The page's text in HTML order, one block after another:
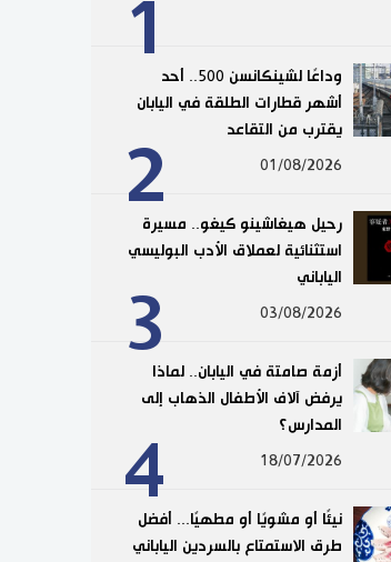
1
2
وداعًا لشينكانسن 500.. أحد
أشهر قطارات الطلقة في اليابان
يقترب من التقاعد
01/08/2026
3
رحيل هيغاشينو كيغو.. مسيرة
استثنائية لعملاق الأدب البوليسي
الياباني
03/08/2026
4
أزمة صامتة في اليابان.. لماذا
يرفض آلاف الأطفال الذهاب إلى
المدارس؟
18/07/2026
نيئًا أو مشويًا أو مطهيًا... أفضل
طرق الاستمتاع بالسردين الياباني